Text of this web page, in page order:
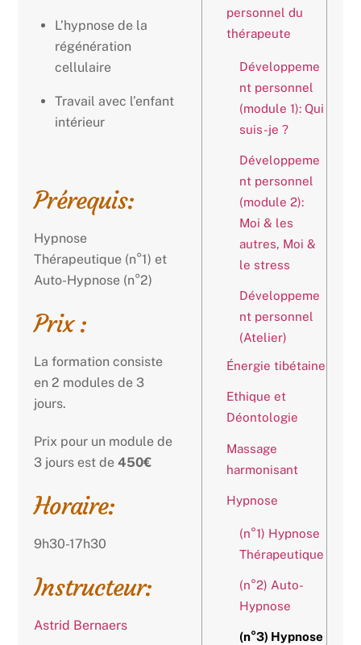
L’hypnose de la
régénération
cellulaire
Travail avec l’enfant
intérieur
Prérequis:
Hypnose
Thérapeutique (n°1) et
Auto-Hypnose (n°2)
Prix :
La formation consiste
en 2 modules de 3
jours.
Prix pour un module de
3 jours est de450€
Horaire:
9h30-17h30
Instructeur:
Astrid Bernaers
personnel du
thérapeute
Développeme
nt personnel
(module 1): Qui
suis-je ?
Développeme
nt personnel
(module 2):
Moi & les
autres, Moi &
le stress
Développeme
nt personnel
(Atelier)
Énergie tibétaine
Ethique et
Déontologie
Massage
harmonisant
Hypnose
(n°1) Hypnose
Thérapeutique
(n°2) Auto-
Hypnose
(n°3) Hypnose